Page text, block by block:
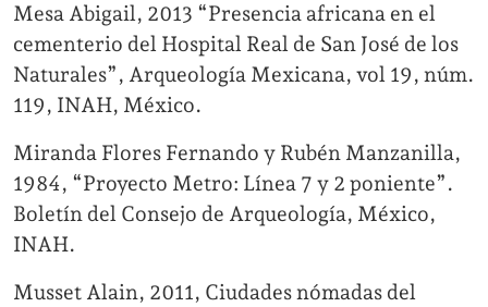
Mesa Abigail, 2013 “Presencia africana en el
cementerio del Hospital Real de San José de los
Naturales”, Arqueología Mexicana, vol 19, núm.
119, INAH, México.
Miranda Flores Fernando y Rubén Manzanilla,
1984, “Proyecto Metro: Línea 7 y 2 poniente”.
Boletín del Consejo de Arqueología, México,
INAH.
Musset Alain, 2011, Ciudades nómadas del